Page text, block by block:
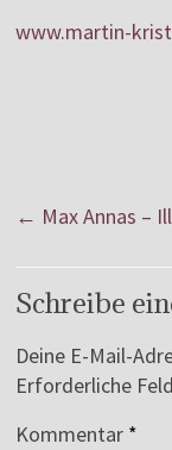
www.martin-
← Max Annas –
Schreibe
Deine E-Mail-
Erforderliche
Kommentar *